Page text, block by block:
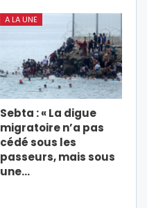
A LA UNE
Sebta : « La digue
migratoire n’a pas
cédé sous les
passeurs, mais sous
une…